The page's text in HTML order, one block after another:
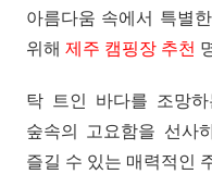
아름다움 속에서 특별
위해 제주 캠핑장 추천
탁 트인 바다를 조망
숲속의 고요함을 선사
즐길 수 있는 매력적인